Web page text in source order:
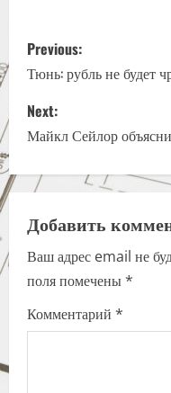
P
o
s
t
n
a
v
i
g
Previous:
Тюнь: рубль не будет
Next:
Майкл Сейлор
Добавить
Ваш адрес email не
поля помечены*
Комментарий *